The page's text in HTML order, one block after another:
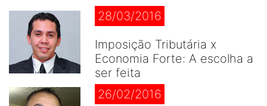
28/03/2016
Imposição Tributária x
Economia Forte: A escolha a
ser feita
26/02/2016